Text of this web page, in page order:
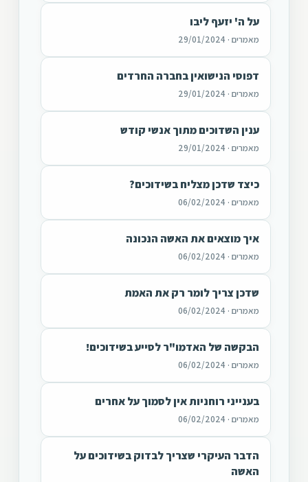
על ה' יזעף ליבו
מאמרים · 29/01/2024
דפוסי הנישואין בחברה החרדים
מאמרים · 29/01/2024
ענין השדוכים מתוך אנשי קודש
מאמרים · 29/01/2024
כיצד שדכן מצליח בשידוכים?
מאמרים · 06/02/2024
איך מוצאים את האשה הנכונה
מאמרים · 06/02/2024
שדכן צריך לומר רק את האמת
מאמרים · 06/02/2024
הבקשה של האדמו"ר לסייע בשידוכים!
מאמרים · 06/02/2024
בענייני רוחניות אין לסמוך על אחרים
מאמרים · 06/02/2024
הדבר העיקרי שצריך לבדוק בשידוכים על
האשה